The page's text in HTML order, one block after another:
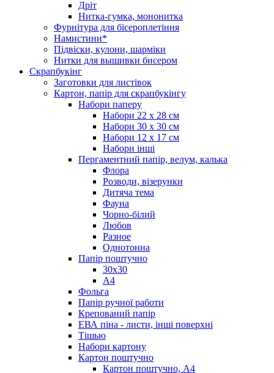
Дріт
Нитка-гумка, мононитка
Фурнітура для бісероплетіння
Намистини*
Підвіски, кулони, шарміки
Нитки для вышивки бисером
Скрапбукінг
Заготовки для листівок
Картон, папір для скрапбукінгу
Набори паперу
Набори 22 х 28 см
Набори 30 х 30 см
Набори 12 х 17 см
Набори інші
Пергаментний папір, велум, калька
Флора
Розводи, візерунки
Дитяча тема
Фауна
Чорно-білий
Любов
Разное
Однотонна
Папір поштучно
30х30
А4
Фольга
Папір ручної работи
Крепований папір
ЕВА піна - листи, інші поверхні
Тішью
Набори картону
Картон поштучно
Картон поштучно, А4